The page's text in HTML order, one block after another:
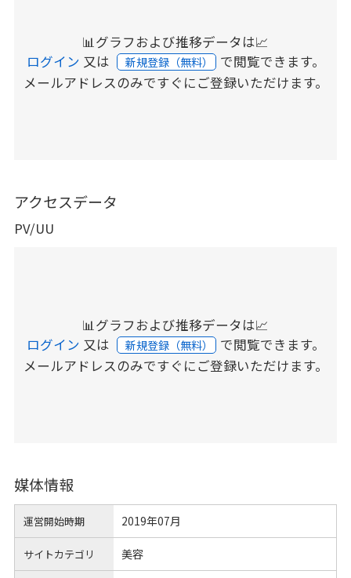
📊グラフおよび推移データは📈
ログイン 又は 新規登録（無料） で閲覧できます。
メールアドレスのみですぐにご登録いただけます。
アクセスデータ
PV/UU
📊グラフおよび推移データは📈
ログイン 又は 新規登録（無料） で閲覧できます。
メールアドレスのみですぐにご登録いただけます。
媒体情報
運営開始時期 2019年07月
サイトカテゴリ 美容